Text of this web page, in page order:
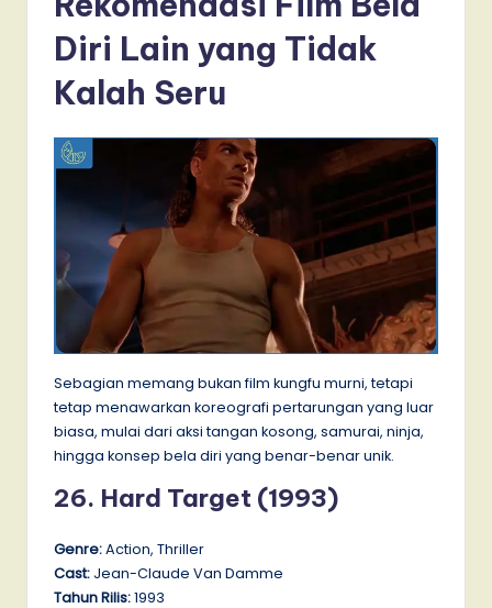
Diri Lain yang Tidak
Kalah Seru
Sebagian memang bukan film kungfu murni, tetapi
tetap menawarkan koreografi pertarungan yang luar
biasa, mulai dari aksi tangan kosong, samurai, ninja,
hingga konsep bela diri yang benar-benar unik.
26. Hard Target (1993)
Genre:Action, Thriller
Cast: Jean-Claude Van Damme
Tahun Rilis:1993